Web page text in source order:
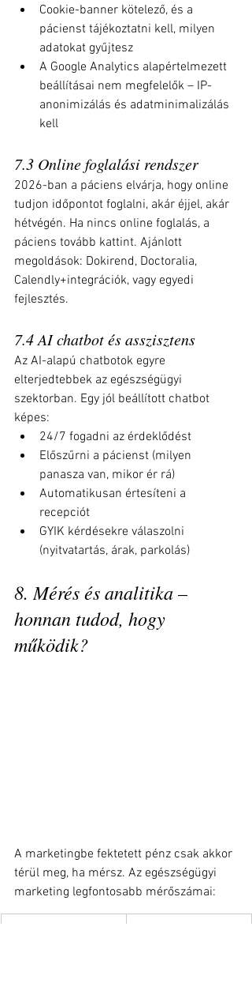
Cookie-banner kötelező, és a
pácienst tájékoztatni kell, milyen
adatokat gyűjtesz
A Google Analytics alapértelmezett
beállításai nem megfelelők – IP-
anonimizálás és adatminimalizálás
kell
7.3 Online foglalási rendszer
2026-ban a páciens elvárja, hogy online
tudjon időpontot foglalni, akár éjjel, akár
hétvégén. Ha nincs online foglalás, a
páciens tovább kattint. Ajánlott
megoldások: Dokirend, Doctoralia,
Calendly+integrációk, vagy egyedi
fejlesztés.
7.4 AI chatbot és asszisztens
Az AI-alapú chatbotok egyre
elterjedtebbek az egészségügyi
szektorban. Egy jól beállított chatbot
képes:
24/7 fogadni az érdeklődést
Előszűrni a pácienst (milyen
panasza van, mikor ér rá)
Automatikusan értesíteni a
recepciót
GYIK kérdésekre válaszolni
(nyitvatartás, árak, parkolás)
8. Mérés és analitika –
honnan tudod, hogy
működik?
A marketingbe fektetett pénz csak akkor
térül meg, ha mérsz. Az egészségügyi
marketing legfontosabb mérőszámai: